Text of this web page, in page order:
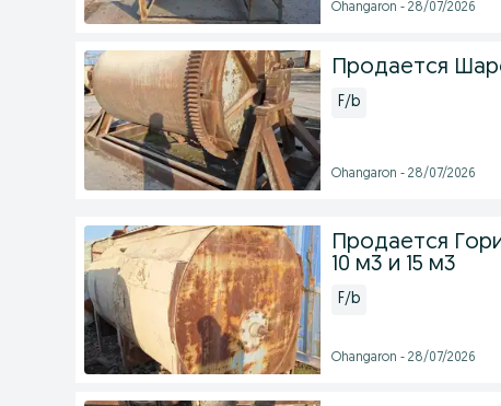
Ohangaron - 28/07/2026
Продается
F/b
Ohangaron - 28/07/2026
Продается
10 м3 и 15 м3
F/b
Ohangaron - 28/07/2026